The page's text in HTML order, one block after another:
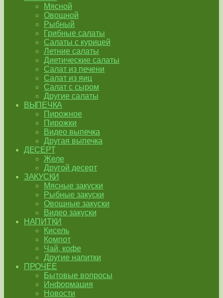
Мясной
Овощной
Рыбный
Грибные салаты
Салаты с курицей
Летние салаты
Диетические салаты
Салат из печени
Салат из яиц
Салат с сыром
Другие салаты
ВЫПЕЧКА
Пирожное
Пирожки
Видео выпечка
Другая выпечка
ДЕСЕРТ
Желе
Другой десерт
ЗАКУСКИ
Мясные закуски
Рыбные закуски
Овощные закуски
Видео закуски
НАПИТКИ
Кисель
Компот
Чай, кофе
Другие напитки
ПРОЧЕЕ
Бытовые вопросы
Информация
Новости